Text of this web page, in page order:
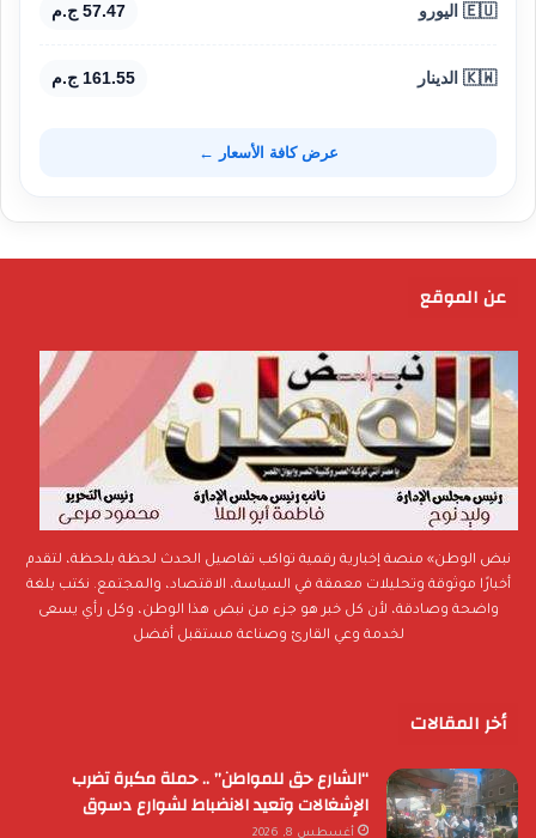
🇪🇺 اليورو 57.47 ج.م
🇰🇼 الدينار 161.55 ج.م
عرض كافة الأسعار ←
عن الموقع
نبض الوطن» منصة إخبارية رقمية تواكب تفاصيل الحدث لحظة بلحظة، لتقدم
أخبارًا موثوقة وتحليلات معمقة في السياسة، الاقتصاد، والمجتمع. نكتب بلغة
واضحة وصادقة، لأن كل خبر هو جزء من نبض هذا الوطن، وكل رأي يسعى
لخدمة وعي القارئ وصناعة مستقبل أفضل
أخر المقالات
“الشارع حق للمواطن” .. حملة مكبرة تضرب
الإشغالات وتعيد الانضباط لشوارع دسوق
أغسطس 8, 2026